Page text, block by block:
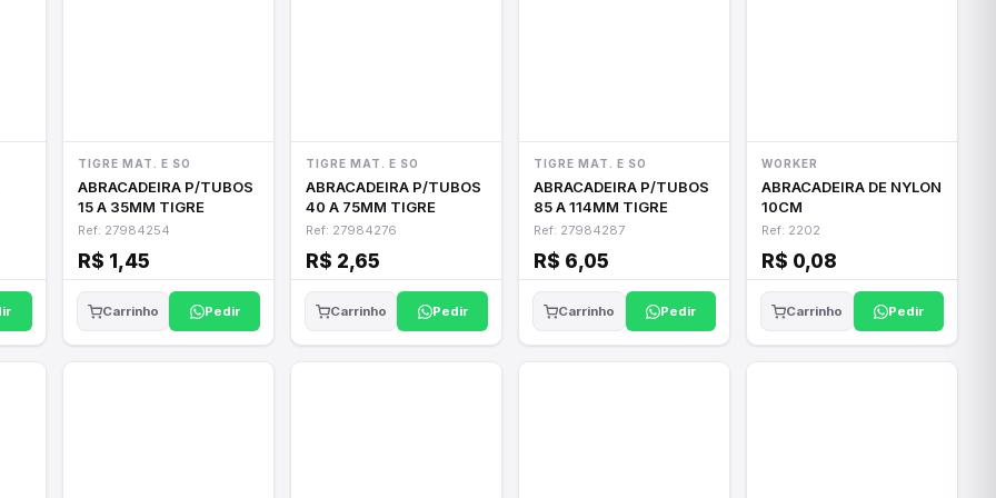
TIGRE MAT. E SO
ABRACADEIRA P/TUBOS
15 A 35MM TIGRE
Ref: 27984254
R$ 1,45
Carrinho Pedir
TIGRE MAT. E SO
ABRACADEIRA P/TUBOS
40 A 75MM TIGRE
Ref: 27984276
R$ 2,65
Carrinho Pedir
TIGRE MAT. E SO
ABRACADEIRA P/TUBOS
85 A 114MM TIGRE
Ref: 27984287
R$ 6,05
Carrinho Pedir
WORKER
ABRACADEIRA DE NYLON
10CM
Ref: 2202
R$ 0,08
Carrinho Pedir